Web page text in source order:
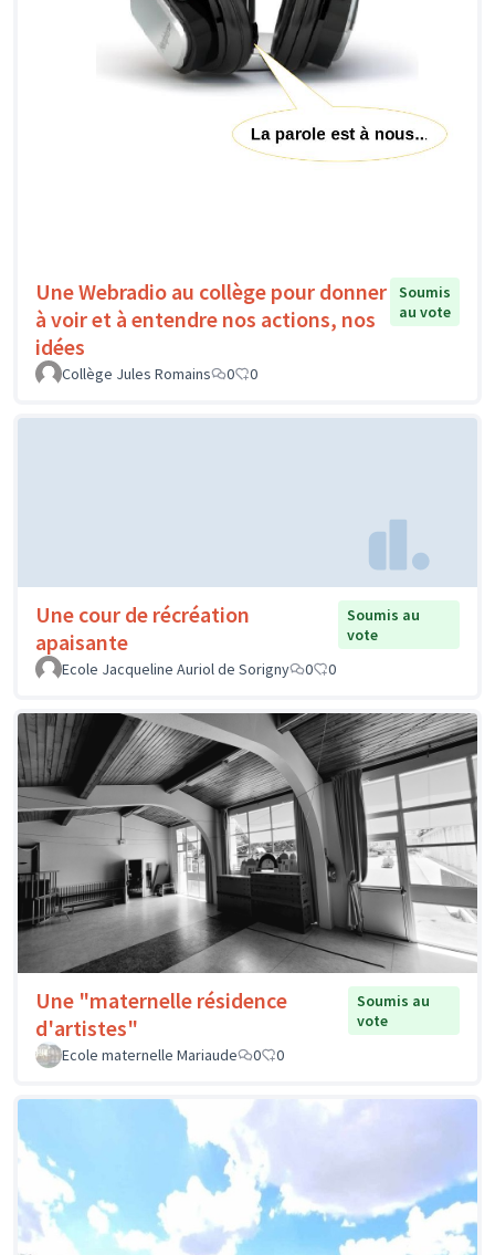
Une Webradio au collège pour donner
à voir et à entendre nos actions, nos
idées
Soumis
au vote
Collège Jules Romains 0 0
Une cour de récréation
apaisante
Soumis au
vote
Ecole Jacqueline Auriol de Sorigny
0 0
Une "maternelle résidence
d'artistes"
Soumis au
vote
Ecole maternelle Mariaude
0 0